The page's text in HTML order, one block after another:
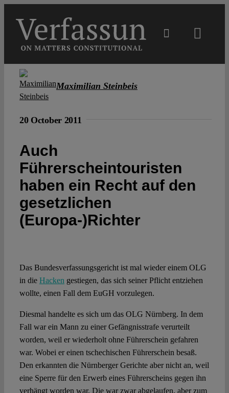
content
Main
Open Access
Maximilian Steinbeis
20 October 2011
Auch
Führerscheintouristen
haben ein Recht auf den
gesetzlichen
(Europa-)Richter
Das Bundesverfassungsgericht ist mal wieder einem OLG
in die Hacken gestiegen, das sich seiner Pflicht entziehen
wollte, einen Fall dem EuGH vorzulegen.
Diesmal handelte es sich um das OLG Nürnberg. In dem
Fall war ein Mann zu einer Gefängnisstrafe verurteilt
worden, weil er wiederholt ohne Führerschein gefahren
war. Wobei er einen tschechischen Führerschein besaß.
Den erkannten die Nürnberger Gerichte aber nicht an, weil
eine Sperre für den Erwerb eines Führerscheins gegen ihn
verhängt worden war. Die war zwar abgelaufen, aber zum